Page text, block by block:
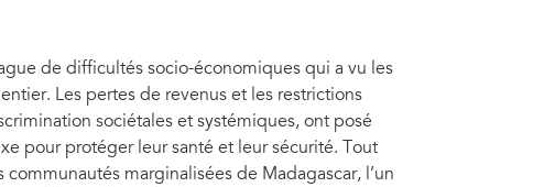
de difficultés socio-économiques qui a vu les
Les pertes de revenus et les restrictions
sociétales et systémiques, ont posé
pour protéger leur santé et leur sécurité. Tout
marginalisées de Madagascar, l’un